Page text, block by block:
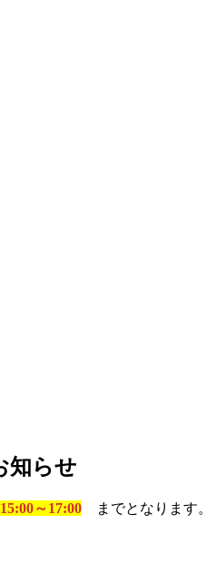
知らせ
15:00～17:00 までとなります。